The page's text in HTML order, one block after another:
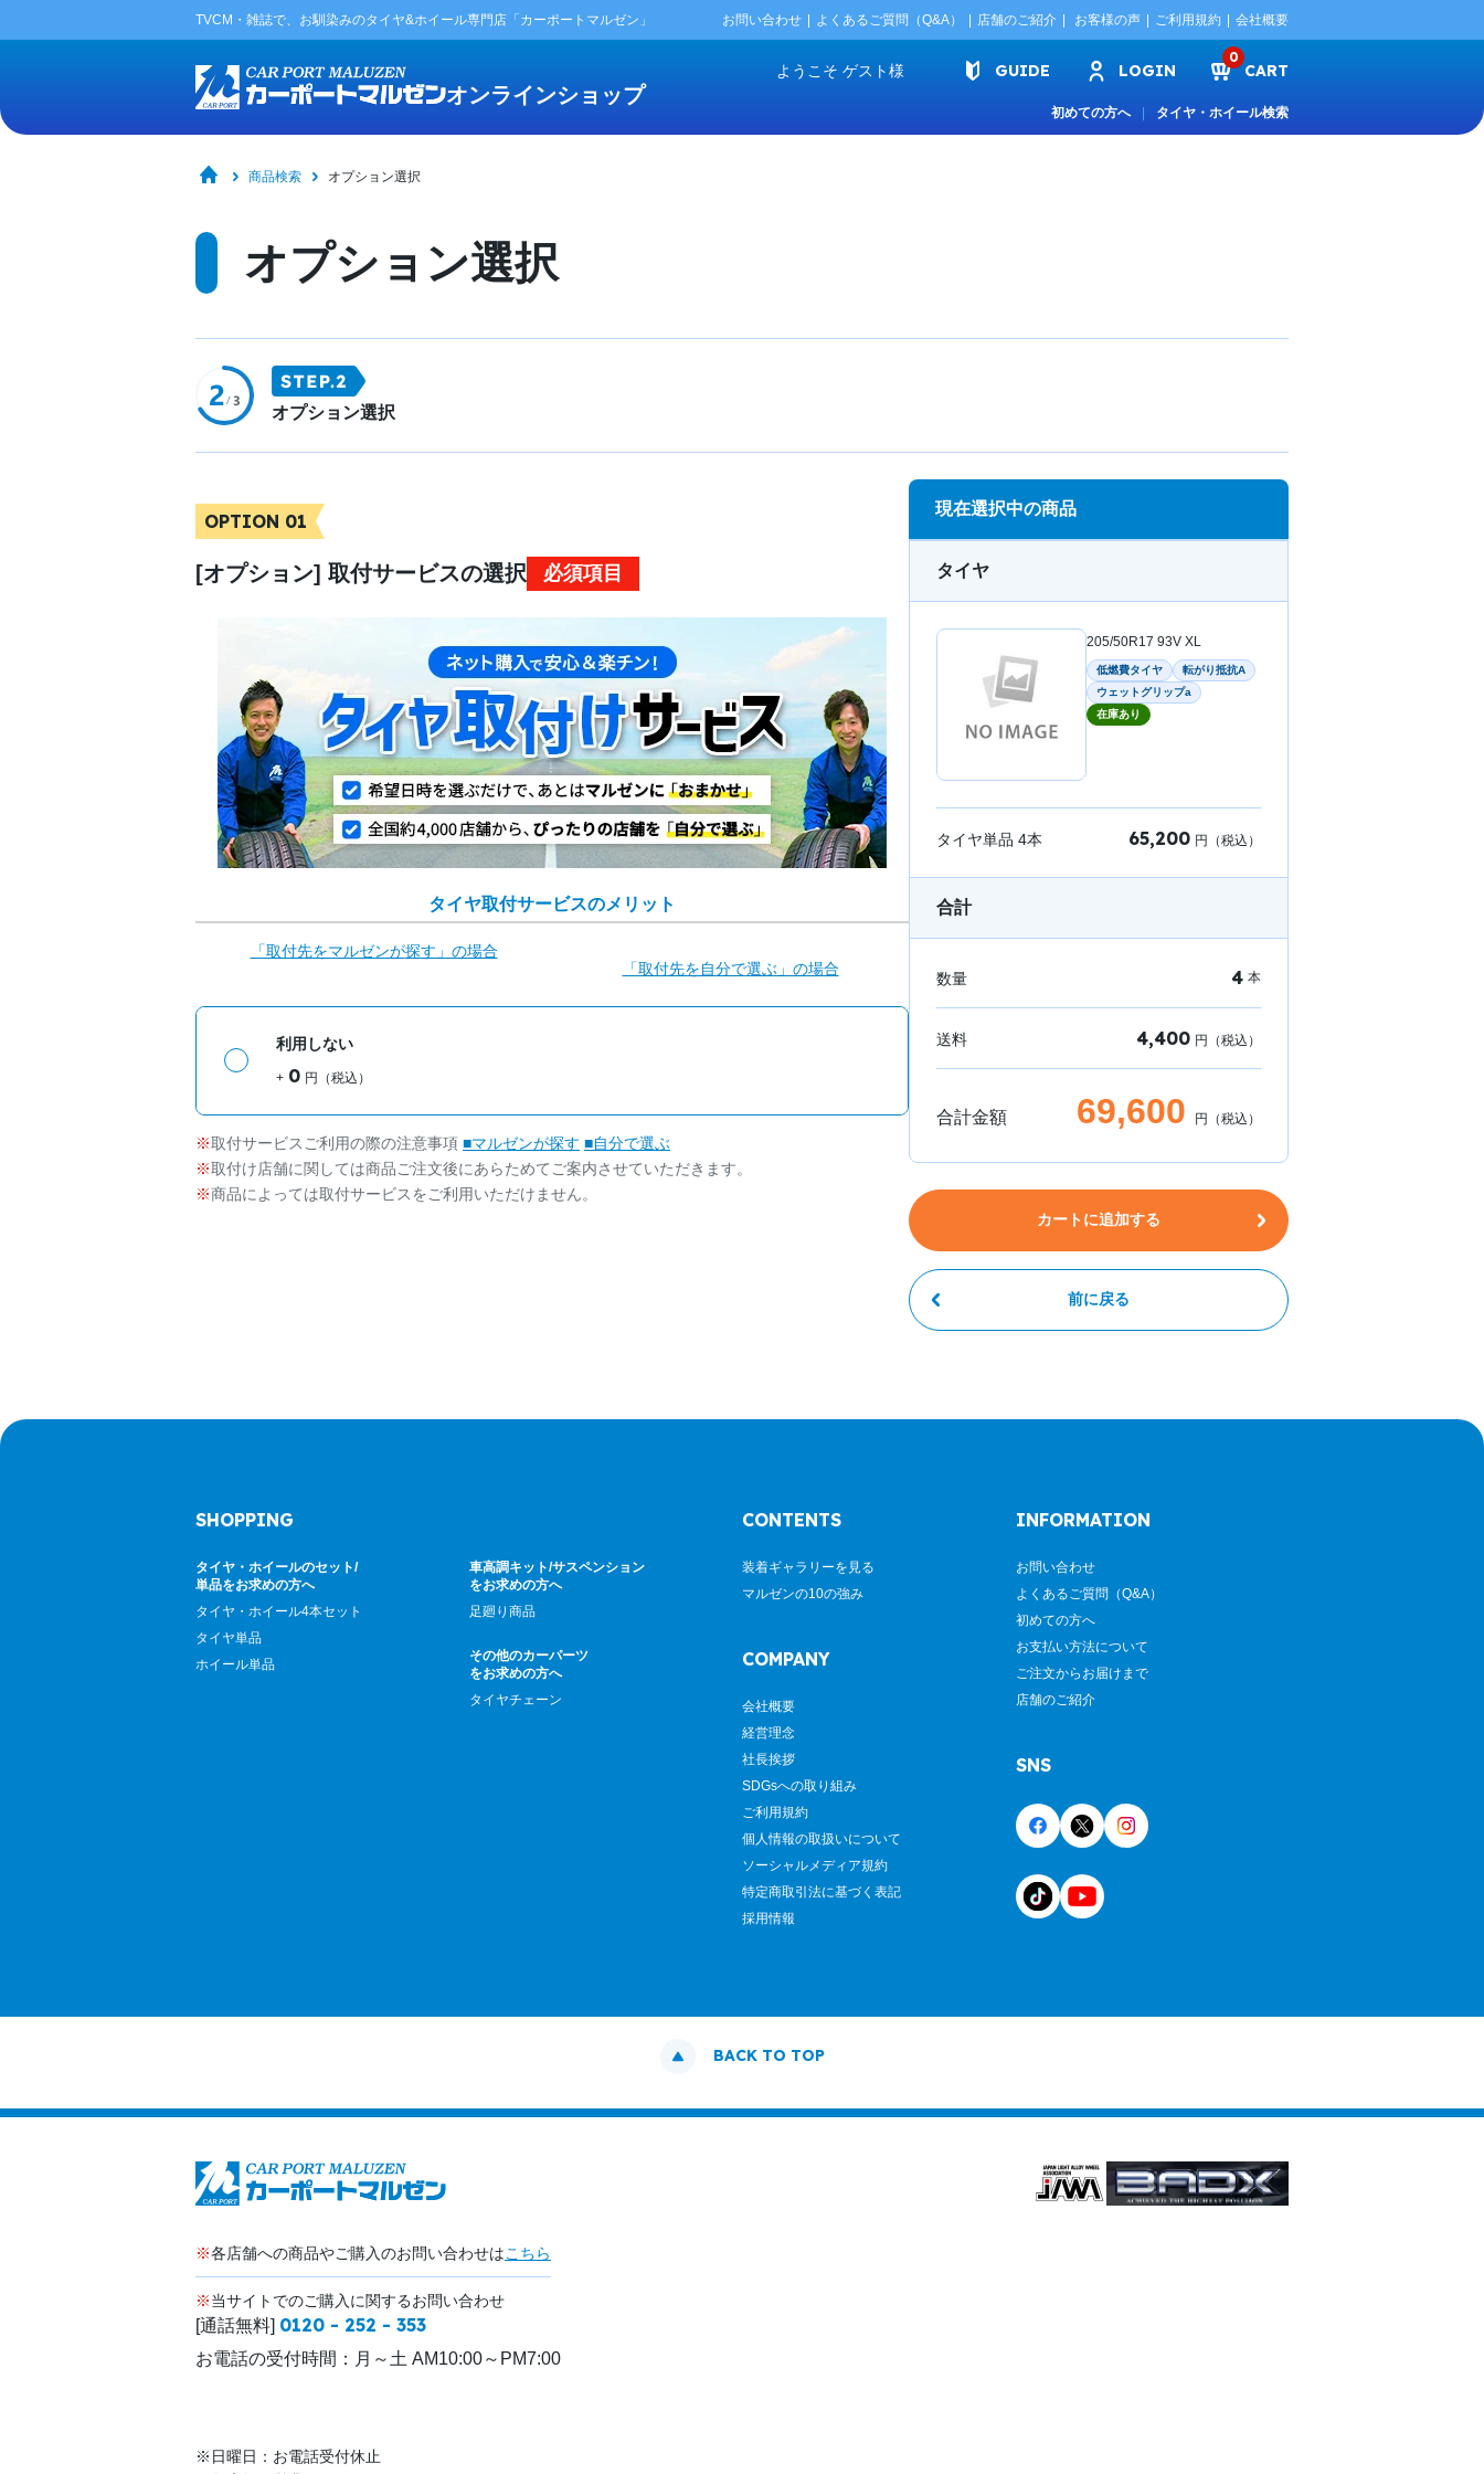
TVCM・雑誌で、お馴染みのタイヤ&ホイール専門店「カーポートマルゼン」 お問い合わせ よくあるご質問（Q&A） 店舗のご紹介 お客様の声 ご利用規約 会社概要
オンラインショップ
ようこそ ゲスト様 GUIDE LOGIN
0
CART
初めての方へ タイヤ・ホイール検索
商品検索 オプション選択
オプション選択
オプション選択
OPTION 01
[オプション] 取付サービスの選択 必須項目
タイヤ取付サービスのメリット
「取付先をマルゼンが探す」の場合
「取付先を自分で選ぶ」の場合
利用しない
+ 0 円（税込）
取付サービスご利用の際の注意事項 ■マルゼンが探す ■自分で選ぶ
取付け店舗に関しては商品ご注文後にあらためてご案内させていただきます。
商品によっては取付サービスをご利用いただけません。
現在選択中の商品
タイヤ
205/50R17 93V XL
低燃費タイヤ
転がり抵抗A
ウェットグリップa
在庫あり
タイヤ単品 4本 65,200 円（税込）
合計
数量 4 本
送料 4,400 円（税込）
合計金額 69,600 円（税込）
カートに追加する
前に戻る
SHOPPING
タイヤ・ホイールのセット/
単品をお求めの方へ
タイヤ・ホイール4本セット
タイヤ単品
ホイール単品
車高調キット/サスペンション
をお求めの方へ
足廻り商品
その他のカーパーツ
をお求めの方へ
タイヤチェーン
CONTENTS
装着ギャラリーを見る
マルゼンの10の強み
COMPANY
会社概要
経営理念
社長挨拶
SDGsへの取り組み
ご利用規約
個人情報の取扱いについて
ソーシャルメディア規約
特定商取引法に基づく表記
採用情報
INFORMATION
お問い合わせ
よくあるご質問（Q&A）
初めての方へ
お支払い方法について
ご注文からお届けまで
店舗のご紹介
SNS
BACK TO TOP
※各店舗への商品やご購入のお問い合わせはこちら
※当サイトでのご購入に関するお問い合わせ
[通話無料] 0120 - 252 - 353
お電話の受付時間： 月～土 AM10:00～PM7:00
※日曜日：お電話受付休止